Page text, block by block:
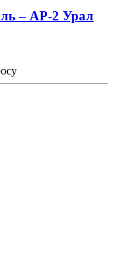
– АР-2 Урал